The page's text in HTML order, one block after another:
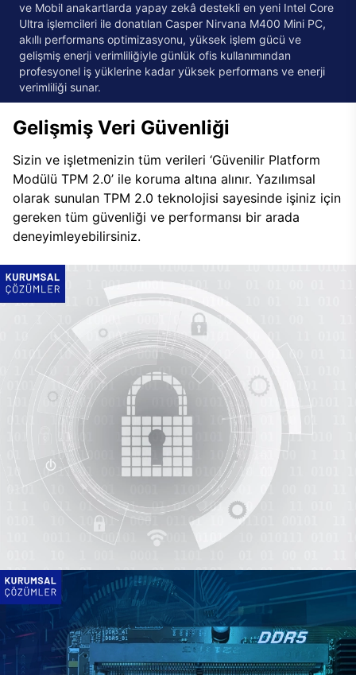
ve Mobil anakartlarda yapay zekâ destekli en yeni Intel Core
Ultra işlemcileri ile donatılan Casper Nirvana M400 Mini PC,
akıllı performans optimizasyonu, yüksek işlem gücü ve
gelişmiş enerji verimliliğiyle günlük ofis kullanımından
profesyonel iş yüklerine kadar yüksek performans ve enerji
verimliliği sunar.
Gelişmiş Veri Güvenliği
Sizin ve işletmenizin tüm verileri ‘Güvenilir Platform
Modülü TPM 2.0’ ile koruma altına alınır. Yazılımsal
olarak sunulan TPM 2.0 teknolojisi sayesinde işiniz için
gereken tüm güvenliği ve performansı bir arada
deneyimleyebilirsiniz.